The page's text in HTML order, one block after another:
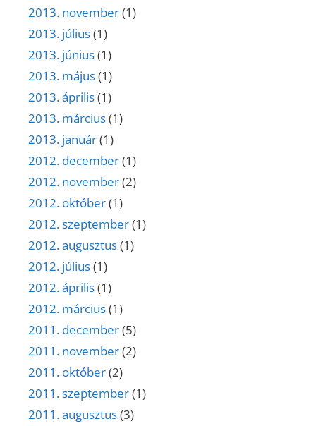
2013. november(1)
2013. július(1)
2013. június(1)
2013. május(1)
2013. április(1)
2013. március(1)
2013. január(1)
2012. december(1)
2012. november(2)
2012. október(1)
2012. szeptember(1)
2012. augusztus(1)
2012. július(1)
2012. április(1)
2012. március(1)
2011. december(5)
2011. november(2)
2011. október(2)
2011. szeptember(1)
2011. augusztus(3)